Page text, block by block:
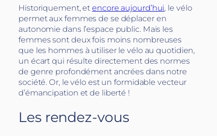
Historiquement, etencore aujourd’hui, le vélo
permet aux femmes de se déplacer en
autonomie dans l’espace public. Mais les
femmes sont deux fois moins nombreuses
que les hommes à utiliser le vélo au quotidien,
un écart qui résulte directement des normes
de genre profondément ancrées dans notre
société. Or, le vélo est un formidable vecteur
d’émancipation et de liberté !
Les rendez-vous